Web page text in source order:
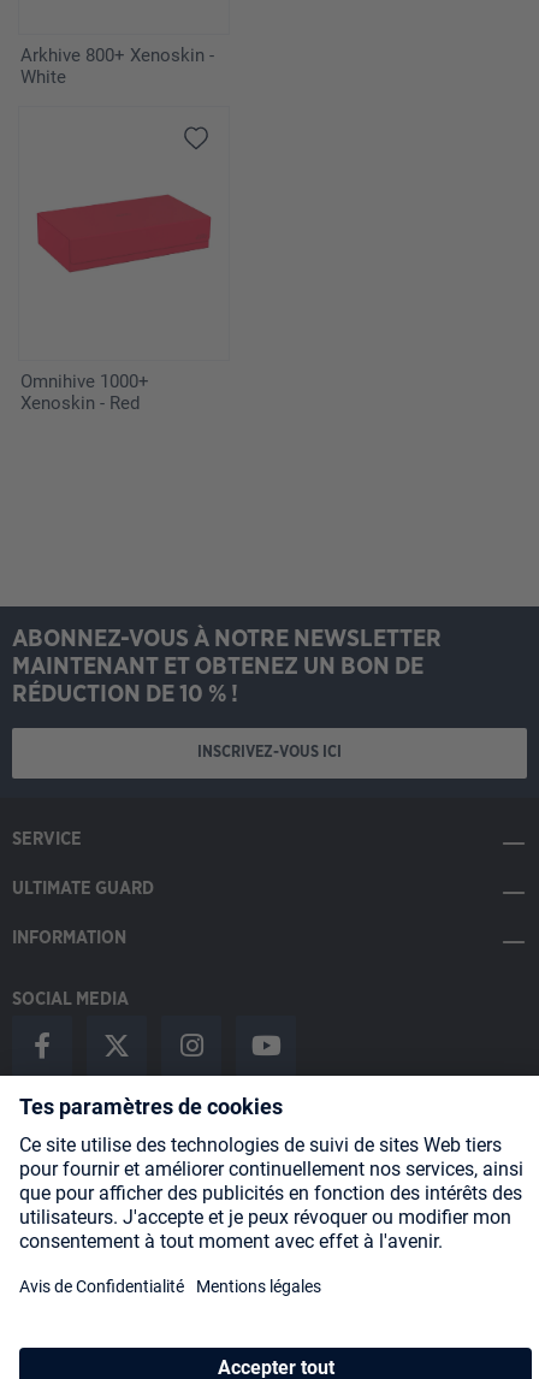
Arkhive 800+ Xenoskin -
White
Omnihive 1000+
Xenoskin - Red
ABONNEZ-VOUS À NOTRE NEWSLETTER
MAINTENANT ET OBTENEZ UN BON DE
RÉDUCTION DE 10 % !
INSCRIVEZ-VOUS ICI
SERVICE
ULTIMATE GUARD
INFORMATION
SOCIAL MEDIA
Payment Methods
Shipping